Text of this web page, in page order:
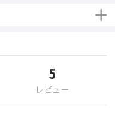
5
レビュー